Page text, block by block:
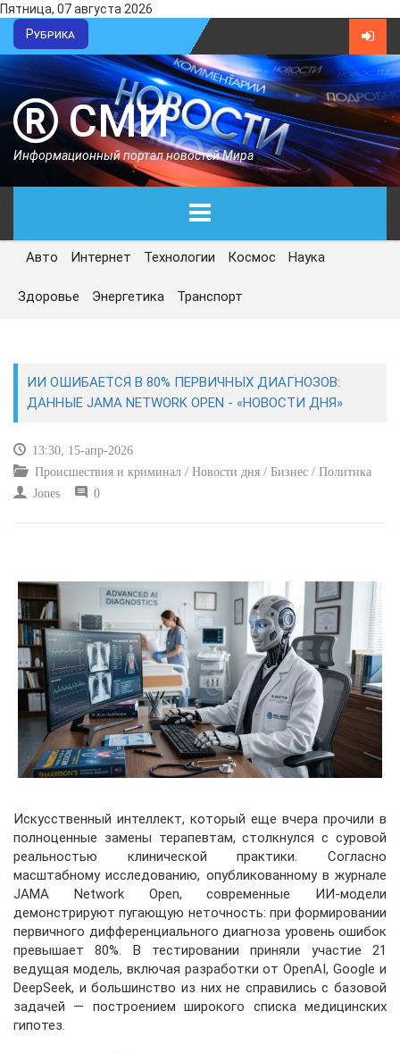
Пятница, 07 августа 2026
Рубрика
СМИ
Информационный портал новостей Мира
ГЛАВНАЯ
СЕГОДНЯ
ЭКОНОМИКА
СПОРТ
Авто Интернет Технологии Космос Наука
Здоровье Энергетика Транспорт
ИИ ОШИБАЕТСЯ В 80% ПЕРВИЧНЫХ ДИАГНОЗОВ:
ДАННЫЕ JAMA NETWORK OPEN - «НОВОСТИ ДНЯ»
13:30, 15-апр-2026
Происшествия и криминал / Новости дня / Бизнес / Политика
Jones
0
Искусственный интеллект, который еще вчера прочили в
полноценные замены терапевтам, столкнулся с суровой
реальностью клинической практики. Согласно
масштабному исследованию, опубликованному в журнале
JAMA Network Open, современные ИИ-модели
демонстрируют пугающую неточность: при формировании
первичного дифференциального диагноза уровень ошибок
превышает 80%. В тестировании приняли участие 21
ведущая модель, включая разработки от OpenAI, Google и
DeepSeek, и большинство из них не справились с базовой
задачей — построением широкого списка медицинских
гипотез.